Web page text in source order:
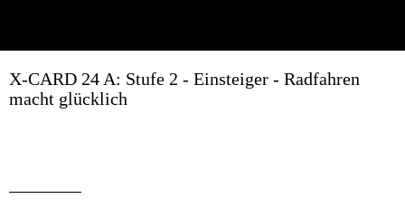
X-CARD 24 A: Stufe 2 - Einsteiger - Radfahren
macht glücklich